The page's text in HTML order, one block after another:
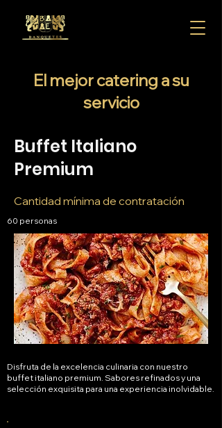
El mejor catering a su
servicio
Buffet Italiano
Premium
​Cantidad mínima de contratación
60 personas
Disfruta de la excelencia culinaria con nuestro
buffet italiano premium. Sabores refinados y una
selección exquisita para una experiencia inolvidable.